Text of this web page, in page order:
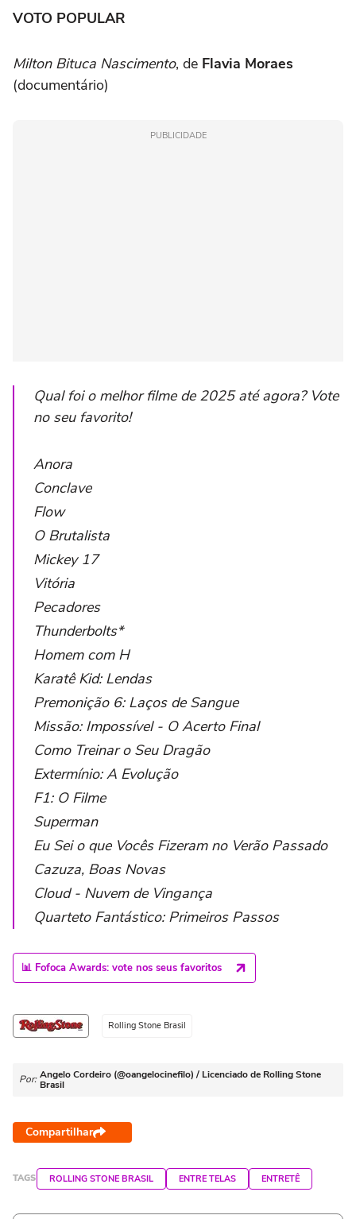
VOTO POPULAR
Milton Bituca Nascimento, de Flavia Moraes
(documentário)
PUBLICIDADE
Qual foi o melhor filme de 2025 até agora? Vote
no seu favorito!
Anora
Conclave
Flow
O Brutalista
Mickey 17
Vitória
Pecadores
Thunderbolts*
Homem com H
Karatê Kid: Lendas
Premonição 6: Laços de Sangue
Missão: Impossível - O Acerto Final
Como Treinar o Seu Dragão
Extermínio: A Evolução
F1: O Filme
Superman
Eu Sei o que Vocês Fizeram no Verão Passado
Cazuza, Boas Novas
Cloud - Nuvem de Vingança
Quarteto Fantástico: Primeiros Passos
📊 Fofoca Awards: vote nos seus favoritos
Rolling Stone Brasil
Por: Angelo Cordeiro (@oangelocinefilo) / Licenciado de Rolling Stone
Brasil
Compartilhar
TAGS ROLLING STONE BRASIL ENTRE TELAS ENTRETÊ